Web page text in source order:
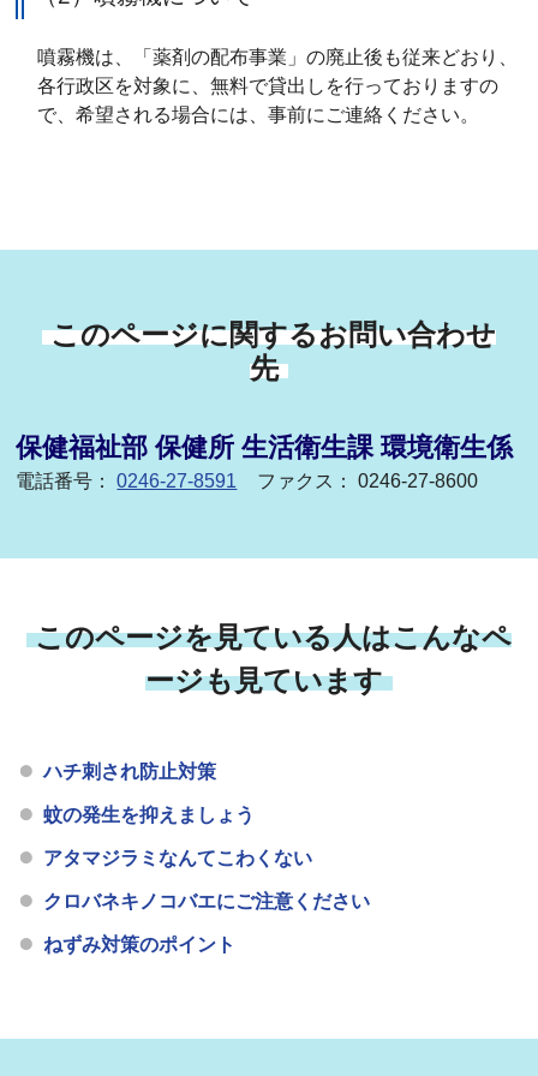
噴霧機は、「薬剤の配布事業」の廃止後も従来どおり、
各行政区を対象に、無料で貸出しを行っておりますの
で、希望される場合には、事前にご連絡ください。
このページに関するお問い合わせ
先
保健福祉部 保健所 生活衛生課 環境衛生係
電話番号：0246-27-8591 ファクス： 0246-27-8600
このページを見ている人はこんなペ
ージも見ています
ハチ刺され防止対策
蚊の発生を抑えましょう
アタマジラミなんてこわくない
クロバネキノコバエにご注意ください
ねずみ対策のポイント